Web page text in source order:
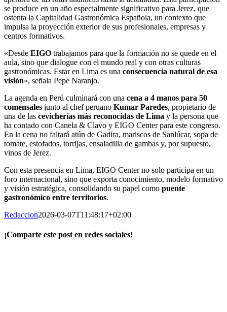
se produce en un año especialmente significativo para Jerez, que
ostenta la Capitalidad Gastronómica Española, un contexto que
impulsa la proyección exterior de sus profesionales, empresas y
centros formativos.
«Desde EIGO trabajamos para que la formación no se quede en el
aula, sino que dialogue con el mundo real y con otras culturas
gastronómicas. Estar en Lima es una consecuencia natural de esa
visión», señala Pepe Naranjo.
La agenda en Perú culminará con una cena a 4 manos para 50
comensales junto al chef peruano Kumar Paredes, propietario de
una de las cevicherías más reconocidas de Lima y la persona que
ha contado con Canela & Clavo y EIGO Center para este congreso.
En la cena no faltará atún de Gadira, mariscos de Sanlúcar, sopa de
tomate, estofados, torrijas, ensaladilla de gambas y, por supuesto,
vinos de Jerez.
Con esta presencia en Lima, EIGO Center no solo participa en un
foro internacional, sino que exporta conocimiento, modelo formativo
y visión estratégica, consolidando su papel como puente
gastronómico entre territorios.
Redaccion2026-03-07T11:48:17+02:00
¡Comparte este post en redes sociales!